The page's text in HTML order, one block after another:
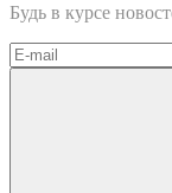
Будь в курсе